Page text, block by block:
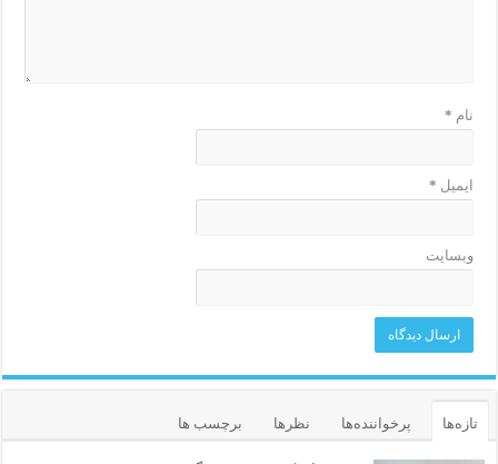
نام *
ایمیل *
وبسایت
تازه‌ها پرخواننده‌ها نظرها برچسب ها